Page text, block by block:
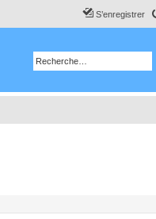
S’enregistrer